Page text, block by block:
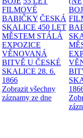
FILMOVÉ
BABIČKY ČESKÁ
SKALICE 450 LET
MĚSTEM STÁLÁ
EXPOZICE
VĚNOVANÁ
BITVĚ U ČESKÉ
SKALICE 28. 6.
1866
Zobrazit všechny
záznamy ze dne